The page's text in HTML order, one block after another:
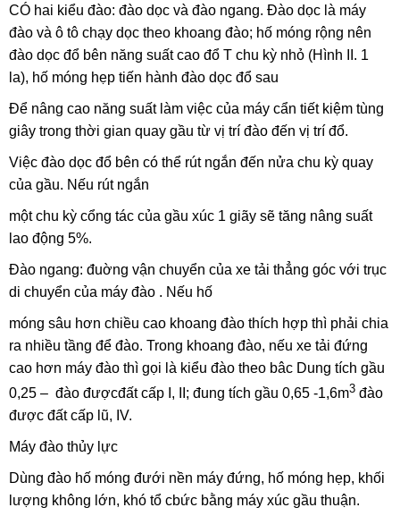
CÓ hai kiểu đào: đào dọc và đào ngang. Đào dọc là máy
đào và ô tô chạy dọc theo khoang đào; hố móng rộng nên
đào dọc đổ bên năng suất cao đổ T chu kỳ nhỏ (Hình II. 1
la), hố móng hẹp tiến hành đào dọc đổ sau
Để nâng cao năng suất làm việc của máy cẩn tiết kiệm tùng
giây trong thời gian quay gầu từ vị trí đào đến vị trí đổ.
Việc đào dọc đổ bên có thể rút ngắn đến nửa chu kỳ quay
của gầu. Nếu rút ngắn
một chu kỳ cổng tác của gầu xúc 1 giãy sẽ tăng nâng suất
lao động 5%.
Đào ngang: đuờng vận chuyển của xe tải thẳng góc với trục
di chuyển của máy đào . Nếu hố
móng sâu hơn chiều cao khoang đào thích hợp thì phải chia
ra nhiều tầng để đào. Trong khoang đào, nếu xe tải đứng
cao hơn máy đào thì gọi là kiểu đào theo bâc Dung tích gầu
0,25 – đào đượcđất cấp I, II; đung tích gầu 0,65 -1,6m3đào
được đất cấp lũ, IV.
Máy đào thủy lực
Dùng đào hố móng đưới nền máy đứng, hố móng hẹp, khối
lượng không lớn, khó tổ cbức bằng máy xúc gầu thuận.